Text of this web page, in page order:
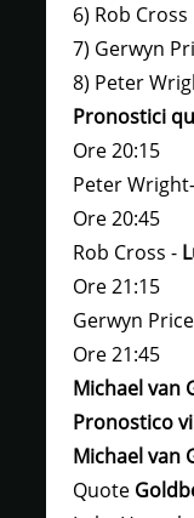
6) Rob Cross
7) Gerwyn
8) Peter
Pronostici
Ore 20:15
Peter Wright-
Ore 20:45
Rob Cross -
Ore 21:15
Gerwyn
Ore 21:45
Michael van
Pronostico
Michael van
Quote